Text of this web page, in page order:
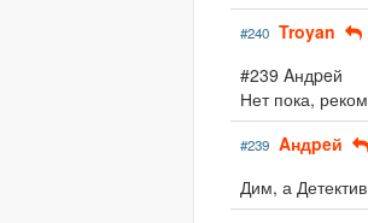
#240 Troyan
#239 Aндpeй
Нет пока,
#239 Aндpeй
Дим, а